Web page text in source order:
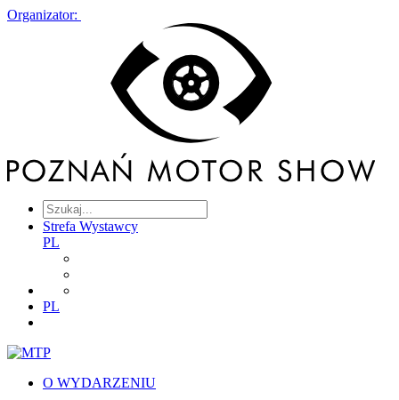
Organizator:
Strefa Wystawcy
PL
PL
O WYDARZENIU